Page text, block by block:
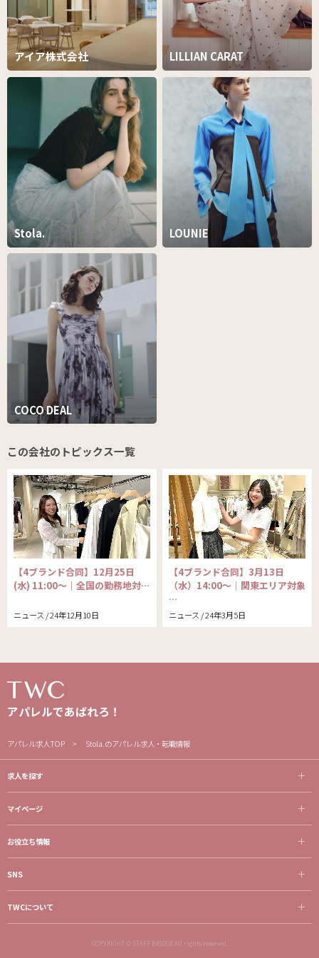
アイア株式会社 LILLIAN CARAT
Stola. LOUNIE
COCO DEAL
この会社のトピックス一覧
ニュース / 24年12月10日
【4ブランド合同】12月25日
(水) 11:00～｜全国の勤務地対…
ニュース / 24年3月5日
【4ブランド合同】3月13日
（水）14:00〜｜関東エリア対象
…
アパレルであばれろ！
アパレル求人TOP Stola.のアパレル求人・転職情報
求人を探す
マイページ
お役立ち情報
SNS
TWCについて
COPYRIGHT © STAFF BRIDGE All rights reserved.